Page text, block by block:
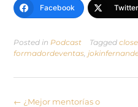
Facebook Twitter
Posted in Podcast Tagged
formadordeventas
← ¿Mejor mentorías o